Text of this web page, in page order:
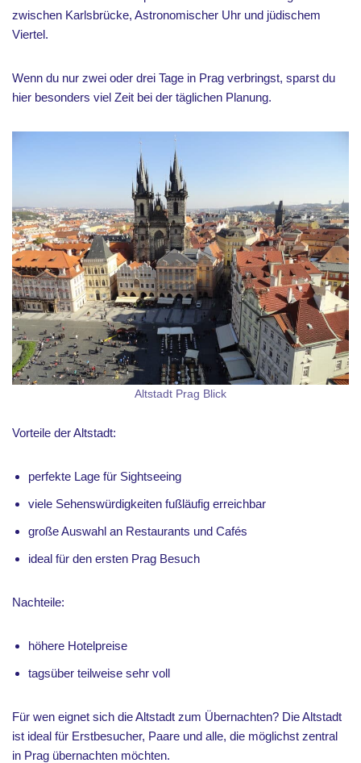
zwischen Karlsbrücke, Astronomischer Uhr und jüdischem
Viertel.
Wenn du nur zwei oder drei Tage in Prag verbringst, sparst du
hier besonders viel Zeit bei der täglichen Planung.
Altstadt Prag Blick
Vorteile der Altstadt:
perfekte Lage für Sightseeing
viele Sehenswürdigkeiten fußläufig erreichbar
große Auswahl an Restaurants und Cafés
ideal für den ersten Prag Besuch
Nachteile:
höhere Hotelpreise
tagsüber teilweise sehr voll
Für wen eignet sich die Altstadt zum Übernachten? Die Altstadt
ist ideal für Erstbesucher, Paare und alle, die möglichst zentral
in Prag übernachten möchten.